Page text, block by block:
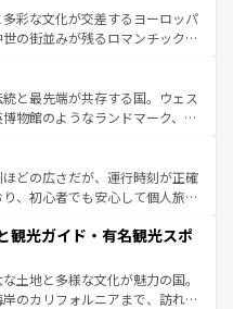
しい。
ンスは美食の国としても知ら
コ無形文化遺産にも登録されて
、多彩な楽しみ方が可能だ。さ
魅力が溢れており、どの街角に
いている。パリ以外の個性あふ
彩な文化が交差するヨーロッパ
の街並みが残るロマンチック街
歩いても飽きることがない。ベ
エルン州のアルプスの絶景、そ
畑といった風景は必見。ビール
てほしい。 なお、新着の
一覧を参照してほしい。
と最先端が共存する国。ウェス
物館のようなランドマーク、歴
る。また、優雅なアフタヌーン
まらない英国パブ、サッカー観
きる体験も豊富。イギリスを旅
い。
どの広さだが、運行時刻が正確
、初心者でも安心して個人旅行
、スイスならではのユニークな
光だけでなく町歩きも満喫する
が高いため物価も高いが、旅行
ービスもあり、うまく活用すれ
観光ガイド・有名観光スポ
土地と多様な文化が魅力の国。
のカリフォルニアまで、訪れる